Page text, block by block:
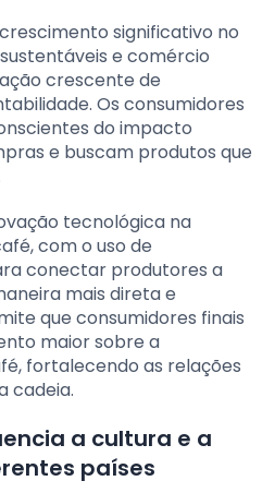
significativo no
e comércio
crescente de
Os consumidores
do impacto
e buscam produtos que
tecnológica na
com o uso de
conectar produtores a
mais direta e
que consumidores finais
maior sobre a
fortalecendo as relações
cadeia.
a cultura e a
países